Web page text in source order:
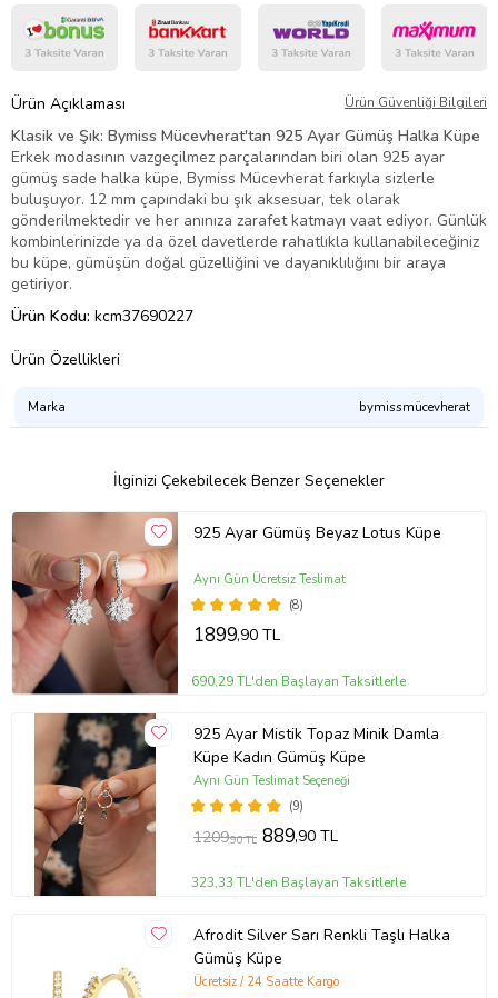
Ürün Açıklaması Ürün Güvenliği Bilgileri
Klasik ve Şık: Bymiss Mücevherat'tan 925 Ayar Gümüş Halka Küpe
Erkek modasının vazgeçilmez parçalarından biri olan 925 ayar
gümüş sade halka küpe, Bymiss Mücevherat farkıyla sizlerle
buluşuyor. 12 mm çapındaki bu şık aksesuar, tek olarak
gönderilmektedir ve her anınıza zarafet katmayı vaat ediyor. Günlük
kombinlerinizde ya da özel davetlerde rahatlıkla kullanabileceğiniz
bu küpe, gümüşün doğal güzelliğini ve dayanıklılığını bir araya
getiriyor.
Ürün Kodu: kcm37690227
Ürün Özellikleri
Marka bymissmücevherat
İlginizi Çekebilecek Benzer Seçenekler
925 Ayar Gümüş Beyaz Lotus Küpe
(8)
Aynı Gün Ücretsiz Teslimat
1899,90 TL
690,29 TL'den Başlayan Taksitlerle
925 Ayar Mistik Topaz Minik Damla
Küpe Kadın Gümüş Küpe
(9)
Aynı Gün Teslimat Seçeneği
1209,90 TL 889,90 TL
323,33 TL'den Başlayan Taksitlerle
Afrodit Silver Sarı Renkli Taşlı Halka
Gümüş Küpe
Ücretsiz / 24 Saatte Kargo